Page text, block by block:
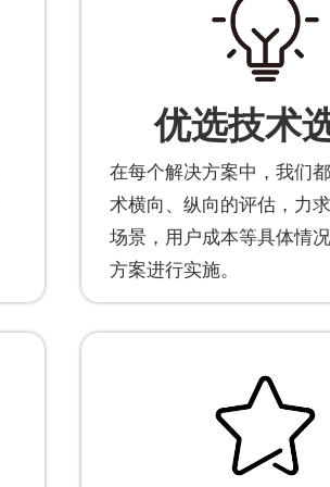
优选技术
在每个解决方案中，我们
术横向、纵向的评估，力
场景，用户成本等具体情
方案进行实施。